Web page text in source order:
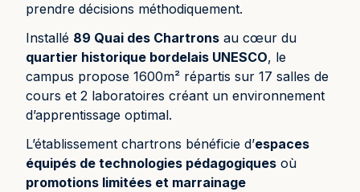
prendre décisions méthodiquement.
Installé 89 Quai des Chartrons au cœur du
quartier historique bordelais UNESCO, le
campus propose 1600m² répartis sur 17 salles de
cours et 2 laboratoires créant un environnement
d’apprentissage optimal.
L’établissement chartrons bénéficie d’espaces
équipés de technologies pédagogiques où
promotions limitées et marrainage